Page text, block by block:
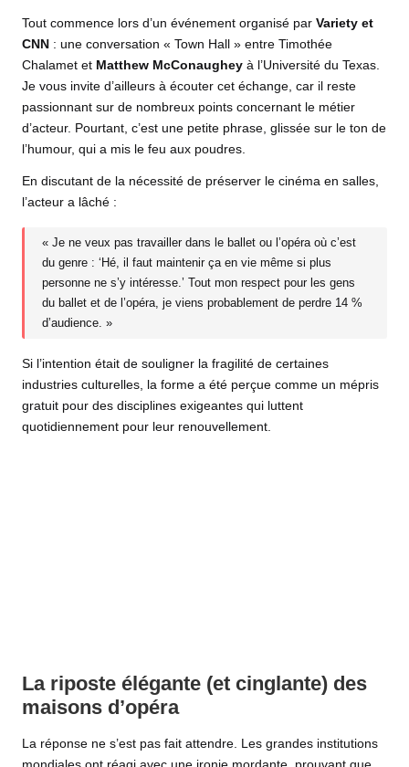
Tout commence lors d’un événement organisé par Variety et
CNN : une conversation « Town Hall » entre Timothée
Chalamet et Matthew McConaughey à l’Université du Texas.
Je vous invite d’ailleurs à écouter cet échange, car il reste
passionnant sur de nombreux points concernant le métier
d’acteur. Pourtant, c’est une petite phrase, glissée sur le ton de
l’humour, qui a mis le feu aux poudres.
En discutant de la nécessité de préserver le cinéma en salles,
l’acteur a lâché :
« Je ne veux pas travailler dans le ballet ou l’opéra où c’est
du genre : ‘Hé, il faut maintenir ça en vie même si plus
personne ne s’y intéresse.’ Tout mon respect pour les gens
du ballet et de l’opéra, je viens probablement de perdre 14 %
d’audience. »
Si l’intention était de souligner la fragilité de certaines
industries culturelles, la forme a été perçue comme un mépris
gratuit pour des disciplines exigeantes qui luttent
quotidiennement pour leur renouvellement.
La riposte élégante (et cinglante) des
maisons d’opéra
La réponse ne s’est pas fait attendre. Les grandes institutions